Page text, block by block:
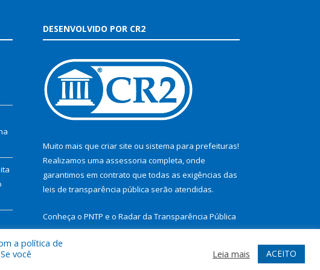
DESENVOLVIDO POR CR2
Muito mais que criar site ou sistema para prefeituras!
Realizamos uma assessoria completa, onde
garantimos em contrato que todas as exigências das
leis de transparência pública serão atendidas.
Conheça o PNTP e o Radar da Transparência Pública
a política de
você
Leia mais ACEITO